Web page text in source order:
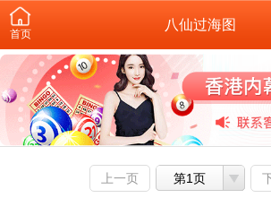
首页
八仙过海图
上一页 第1页